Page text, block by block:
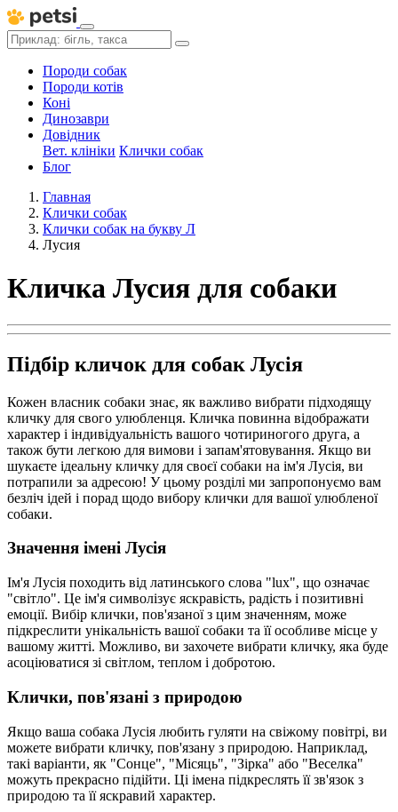
Породи собак
Породи котів
Коні
Динозаври
Довідник
Вет. клініки Клички собак
Блог
Главная
Клички собак
Клички собак на букву Л
Лусия
Кличка Лусия для собаки
Підбір кличок для собак Лусія
Кожен власник собаки знає, як важливо вибрати підходящу
кличку для свого улюбленця. Кличка повинна відображати
характер і індивідуальність вашого чотириногого друга, а
також бути легкою для вимови і запам'ятовування. Якщо ви
шукаєте ідеальну кличку для своєї собаки на ім'я Лусія, ви
потрапили за адресою! У цьому розділі ми запропонуємо вам
безліч ідей і порад щодо вибору клички для вашої улюбленої
собаки.
Значення імені Лусія
Ім'я Лусія походить від латинського слова "lux", що означає
"світло". Це ім'я символізує яскравість, радість і позитивні
емоції. Вибір клички, пов'язаної з цим значенням, може
підкреслити унікальність вашої собаки та її особливе місце у
вашому житті. Можливо, ви захочете вибрати кличку, яка буде
асоціюватися зі світлом, теплом і добротою.
Клички, пов'язані з природою
Якщо ваша собака Лусія любить гуляти на свіжому повітрі, ви
можете вибрати кличку, пов'язану з природою. Наприклад,
такі варіанти, як "Сонце", "Місяць", "Зірка" або "Веселка"
можуть прекрасно підійти. Ці імена підкреслять її зв'язок з
природою та її яскравий характер.